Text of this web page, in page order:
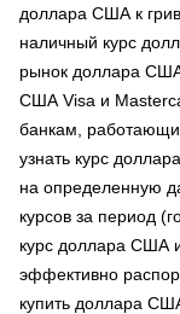
доллара США к
наличный курс
рынок доллара
США Visa и
банкам,
узнать курс
на определенную
курсов за период
курс доллара США
эффективно
купить доллара